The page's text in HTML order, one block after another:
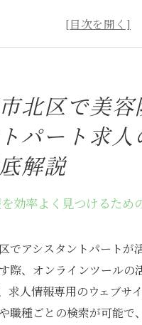
べき重要事項
面接で自分の魅力を引き
おすすめの求人サイトとそ
応募前に知っておきたい北
ンド
院アシスタントパートが北
求人選びのコツ
自分のスキルに合った求
働きやすさを重視した職
勤務形態と求める条件を
北区で美
パート求
解説
効率よく見つけるため
でアシスタントパートが
際、オンラインツールの
求人情報専用のウェブサ
職種ごとの検索が可能で